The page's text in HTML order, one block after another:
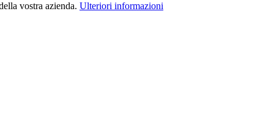
vostra azienda. Ulteriori informazioni